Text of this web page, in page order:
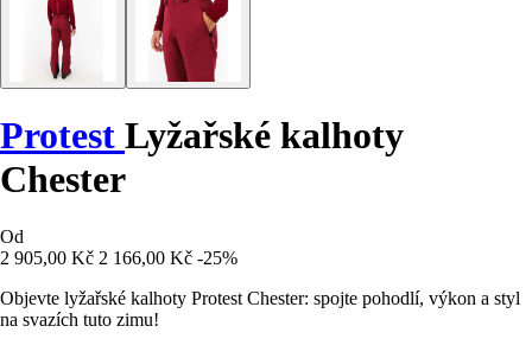
Protest Lyžařské kalhoty
Chester
Od
2 905,00 Kč 2 166,00 Kč -25%
Objevte lyžařské kalhoty Protest Chester: spojte pohodlí, výkon a styl
na svazích tuto zimu!